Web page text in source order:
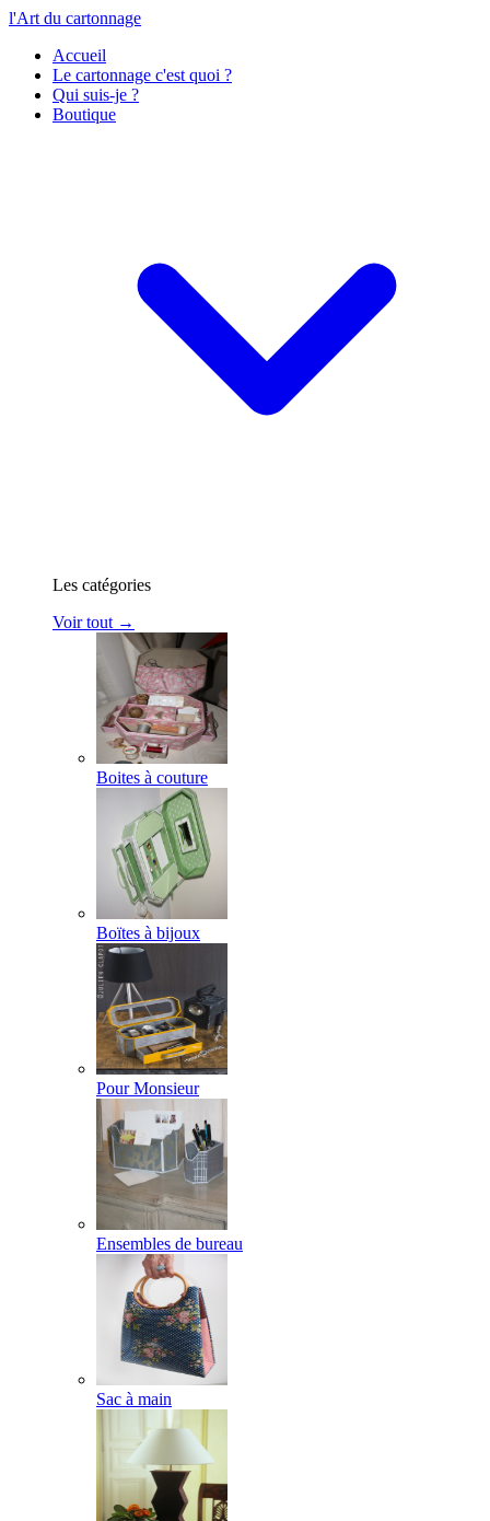
l'Art du cartonnage
Accueil
Le cartonnage c'est quoi ?
Qui suis-je ?
Boutique
Les catégories
Voir tout →
Boites à couture
Boïtes à bijoux
Pour Monsieur
Ensembles de bureau
Sac à main